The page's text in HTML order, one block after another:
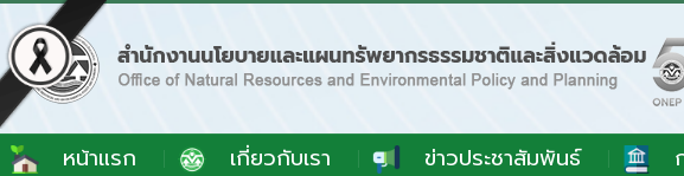
หน้าแรก เกี่ยวกับเรา ข่าวประชาสัมพันธ์